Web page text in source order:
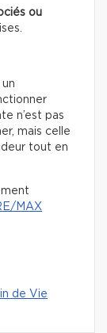
ou
n’est pas
mais celle
tout en
MAX
de Vie